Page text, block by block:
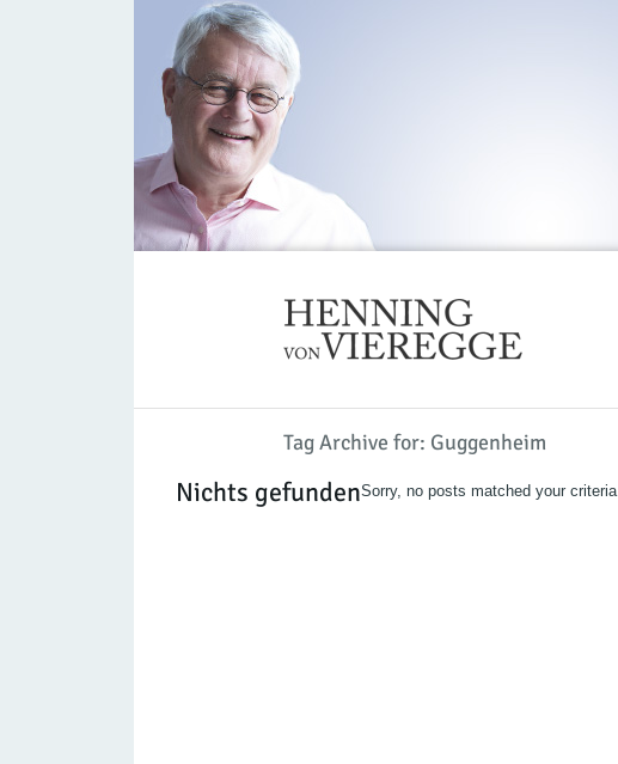
Tag Archive for: Guggenheim
Nichts gefundenSorry, no posts matched your criteria